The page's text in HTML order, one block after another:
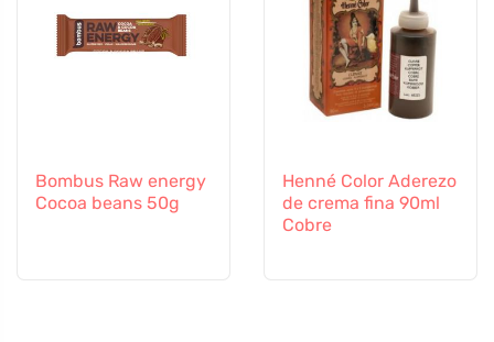
Bombus Raw energy
Cocoa beans 50g
Henné Color Aderezo
de crema fina 90ml
Cobre